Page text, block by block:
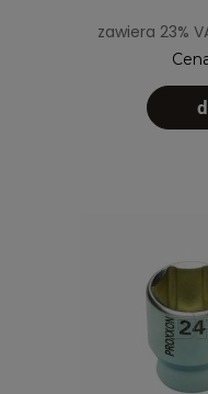
zawiera 23%